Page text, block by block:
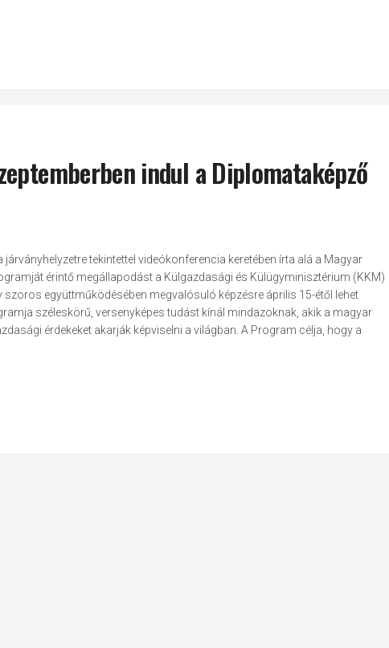
indul a Diplomataképző
tekintettel videókonferencia keretében írta alá a Magyar
érintő megállapodást a Külgazdasági és Külügyminisztérium (KKM)
együttműködésében megvalósuló képzésre április 15-étől lehet
széleskörű, versenyképes tudást kínál mindazoknak, akik a magyar
érdekeket akarják képviselni a világban. A Program célja, hogy a